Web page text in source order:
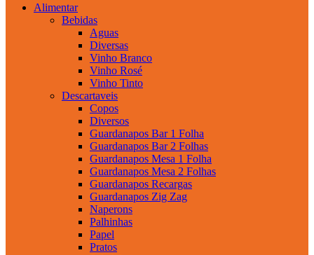
Alimentar
Bebidas
Aguas
Diversas
Vinho Branco
Vinho Rosé
Vinho Tinto
Descartaveis
Copos
Diversos
Guardanapos Bar 1 Folha
Guardanapos Bar 2 Folhas
Guardanapos Mesa 1 Folha
Guardanapos Mesa 2 Folhas
Guardanapos Recargas
Guardanapos Zig Zag
Naperons
Palhinhas
Papel
Pratos